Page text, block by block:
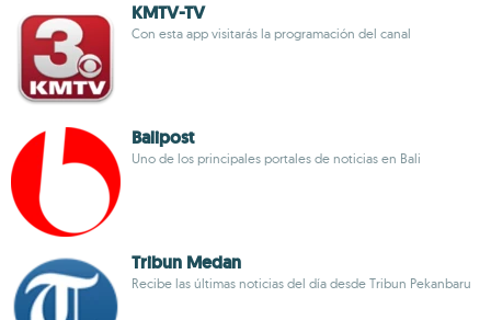
KMTV-TV
Con esta app visitarás la programación del canal
Balipost
Uno de los principales portales de noticias en Bali
Tribun Medan
Recibe las últimas noticias del día desde Tribun Pekanbaru